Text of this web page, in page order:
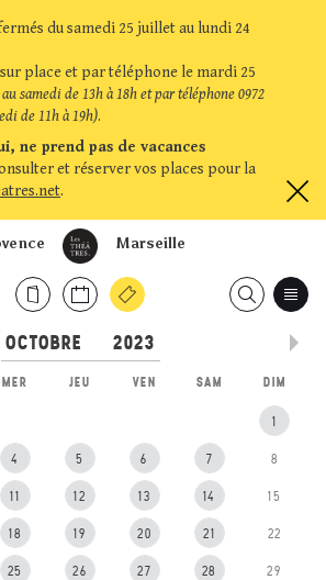
du samedi 25 juillet au lundi 24
place et par téléphone le mardi 25
samedi de 13h à 18h et par téléphone 0972
de 11h à 19h).
ne prend pas de vacances
et réserver vos places pour la
.
Marseille
MER JEU VEN SAM DIM
1
4 5 6 7 8
11 12 13 14 15
18 19 20 21 22
25 26 27 28 29